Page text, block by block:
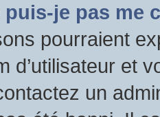
je pas me
pourraient
d’utilisateur et
un